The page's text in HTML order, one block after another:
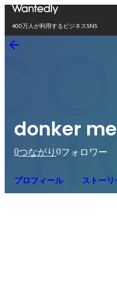
400万人が利用するビジネスSNS
donker
0つながり 0フォロワー
プロフィール ストーリ